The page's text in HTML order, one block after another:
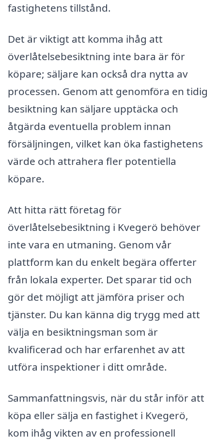
fastighetens tillstånd.
Det är viktigt att komma ihåg att
överlåtelsebesiktning inte bara är för
köpare; säljare kan också dra nytta av
processen. Genom att genomföra en tidig
besiktning kan säljare upptäcka och
åtgärda eventuella problem innan
försäljningen, vilket kan öka fastighetens
värde och attrahera fler potentiella
köpare.
Att hitta rätt företag för
överlåtelsebesiktning i Kvegerö behöver
inte vara en utmaning. Genom vår
plattform kan du enkelt begära offerter
från lokala experter. Det sparar tid och
gör det möjligt att jämföra priser och
tjänster. Du kan känna dig trygg med att
välja en besiktningsman som är
kvalificerad och har erfarenhet av att
utföra inspektioner i ditt område.
Sammanfattningsvis, när du står inför att
köpa eller sälja en fastighet i Kvegerö,
kom ihåg vikten av en professionell